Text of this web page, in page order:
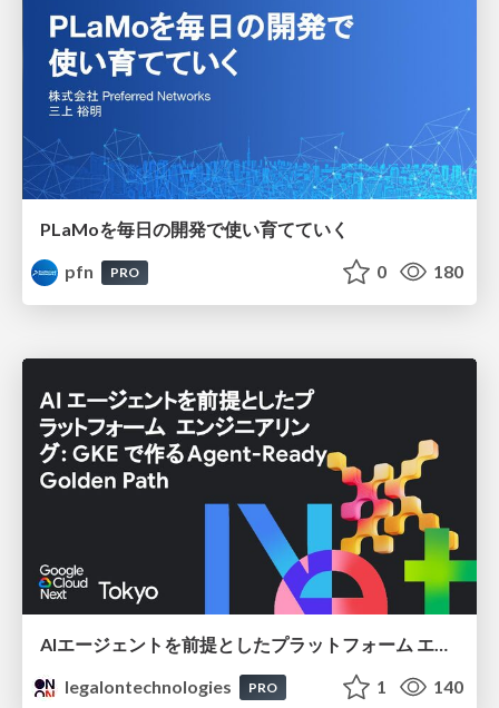
PLaMoを毎日の開発で使い育てていく
pfn
PRO 0 180
legalontechnologies
PRO 1 140